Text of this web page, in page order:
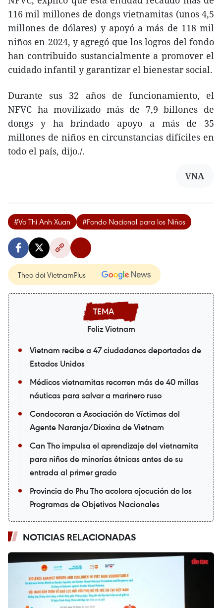
116 mil millones de dongs vietnamitas (unos 4,5
millones de dólares) y apoyó a más de 118 mil
niños en 2024, y agregó que los logros del fondo
han contribuido sustancialmente a promover el
cuidado infantil y garantizar el bienestar social.
Durante sus 32 años de funcionamiento, el
NFVC ha movilizado más de 7,9 billones de
dongs y ha brindado apoyo a más de 35
millones de niños en circunstancias difíciles en
todo el país, dijo./.
VNA
#Vo Thi Anh Xuan #Fondo Nacional para los Niños
Theo dõi VietnamPlus
Feliz Vietnam
Vietnam recibe a 47 ciudadanos deportados de
Estados Unidos
Médicos vietnamitas recorren más de 40 millas
náuticas para salvar a marinero ruso
Condecoran a Asociación de Víctimas del
Agente Naranja/Dioxina de Vietnam
Can Tho impulsa el aprendizaje del vietnamita
para niños de minorías étnicas antes de su
entrada al primer grado
Provincia de Phu Tho acelera ejecución de los
Programas de Objetivos Nacionales
NOTICIAS RELACIONADAS